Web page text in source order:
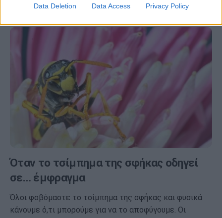
Data Deletion Data Access Privacy Policy
αποτέλεσμα δερματικά εξανθήματα και σε…
Όταν το τσίμπημα της σφήκας οδηγεί
σε… έμφραγμα
Όλοι φοβόμαστε το τσίμπημα της σφήκας και φυσικά
κάνουμε ό,τι μπορούμε για να το αποφύγουμε. Οι